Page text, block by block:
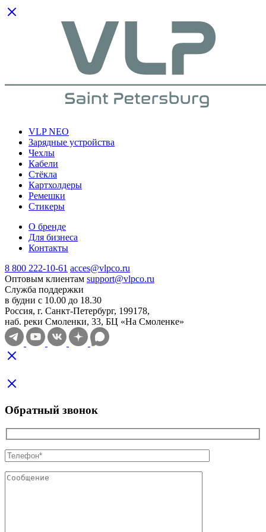
VLP NEO
Зарядные устройства
Чехлы
Кабели
Cтёкла
Картхолдеры
Ремешки
Стикеры
О бренде
Для бизнеса
Контакты
8 800 222-10-61 acces@vlpco.ru
Оптовым клиентам support@vlpco.ru
Служба поддержки
в будни с 10.00 до 18.30
Россия, г. Санкт-Петербург, 199178,
наб. реки Смоленки, 33, БЦ «На Смоленке»
Обратный звонок